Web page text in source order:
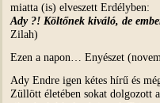
miatta (is) elveszett Erdélyben:
Ady ?! Költőnek kiváló, de
Zilah)
Ezen a napon… Enyészet
Ady Endre igen kétes hírű és
Züllött életében sokat dolgozott